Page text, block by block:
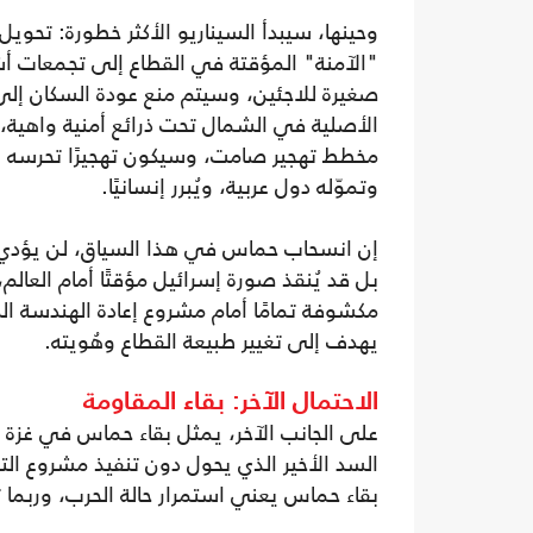
وحينها، سيبدأ السيناريو الأكثر خطورة:
"الآمنة" المؤقتة في القطاع إلى تجمعات
صغيرة للاجئين، وسيتم منع عودة السكان
الأصلية في الشمال تحت ذرائع أمنية
مخطط تهجير صامت، وسيكون تهجيرًا تحرسه
وتموّله دول عربية، ويُبرر إنسانيًا.
إن انسحاب حماس في هذا السياق، لن يؤدي
بل قد يُنقذ صورة إسرائيل مؤقتًا أمام
مكشوفة تمامًا أمام مشروع إعادة الهندسة
يهدف إلى تغيير طبيعة القطاع وهُويته.
الاحتمال الآخر: بقاء المقاومة
على الجانب الآخر، يمثل بقاء حماس في غزة
السد الأخير الذي يحول دون تنفيذ مشروع
بقاء حماس يعني استمرار حالة الحرب، وربما